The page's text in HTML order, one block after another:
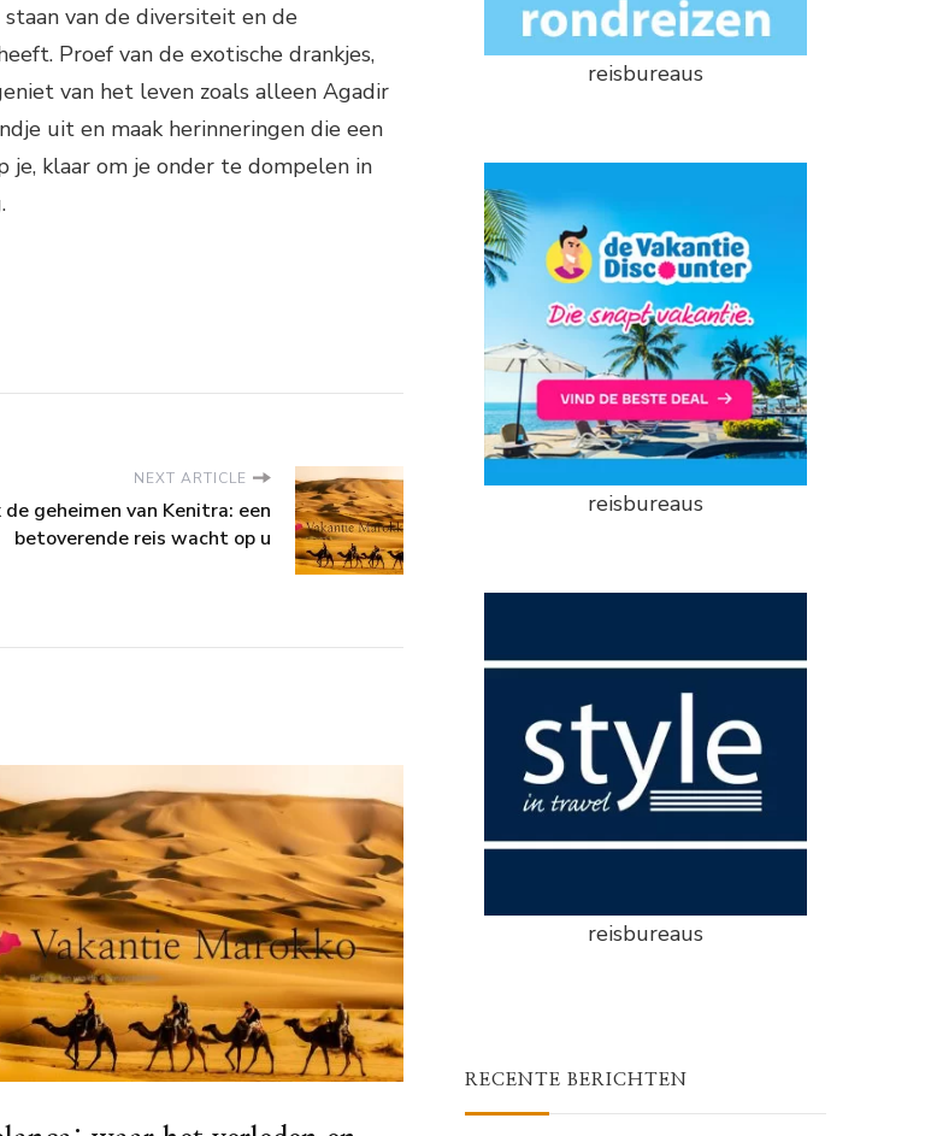
van de diversiteit en de
Proef van de exotische drankjes,
van het leven zoals alleen Agadir
uit en maak herinneringen die een
je, klaar om je onder te dompelen in
NEXT ARTICLE
geheimen van Kenitra: een
betoverende reis wacht op u
reisbureaus
reisbureaus
reisbureaus
RECENTE BERICHTEN